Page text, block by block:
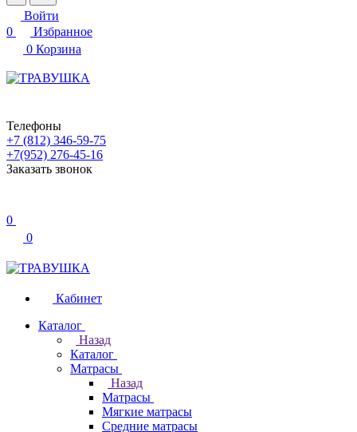
Войти
0
Избранное
0 Корзина
Телефоны
+7 (812) 346-59-75
+7(952) 276-45-16
Заказать звонок
0
0
Кабинет
Каталог
Назад
Каталог
Матрасы
Назад
Матрасы
Мягкие матрасы
Средние матрасы